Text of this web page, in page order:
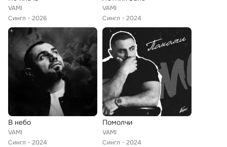
VAMI
Сингл
2026
VAMI
Сингл
2024
В небо
VAMI
Сингл
2024
Помолчи
VAMI
Сингл
2024